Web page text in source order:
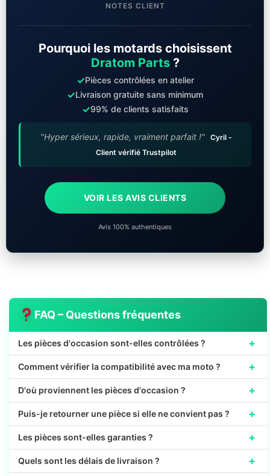
NOTES CLIENT
Pourquoi les motards choisissent
Dratom Parts?
✓Pièces contrôlées en atelier
✓Livraison gratuite sans minimum
✓99% de clients satisfaits
"Hyper sérieux, rapide, vraiment parfait !" Cyril -
Client vérifié Trustpilot
VOIR LES AVIS CLIENTS
Avis 100% authentiques
FAQ – Questions fréquentes
Les pièces d'occasion sont-elles contrôlées ? +
Comment vérifier la compatibilité avec ma moto ? +
D'où proviennent les pièces d'occasion ? +
Puis-je retourner une pièce si elle ne convient pas ? +
Les pièces sont-elles garanties ? +
Quels sont les délais de livraison ? +